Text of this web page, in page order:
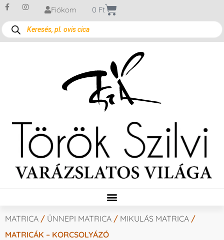
Fiókom 0 Ft
MATRICA / ÜNNEPI MATRICA / MIKULÁS MATRICA /
MATRICÁK – KORCSOLYÁZÓ